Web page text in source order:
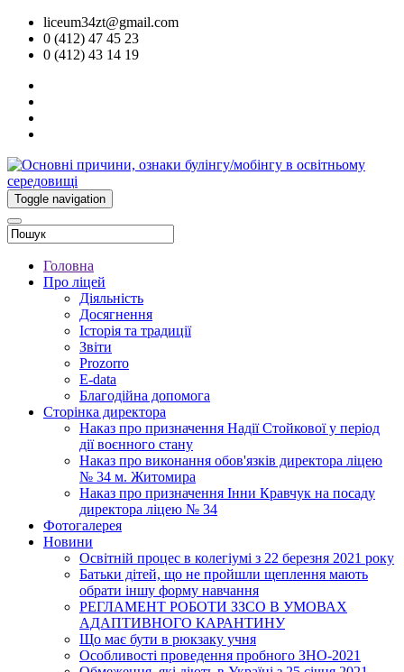
liceum34zt@gmail.com
0 (412) 47 45 23
0 (412) 43 14 19
Toggle navigation
Головна
Про ліцей
Діяльність
Досягнення
Історія та традиції
Звіти
Prozorro
E-data
Благодійна допомога
Сторінка директора
Наказ про призначення Надії Стойкової у період
дії воєнного стану
Наказ про виконання обов'язків директора ліцею
№ 34 м. Житомира
Наказ про призначення Інни Кравчук на посаду
директора ліцею № 34
Фотогалерея
Новини
Освітній процес в колегіумі з 22 березня 2021 року
Батьки дітей, що не пройшли щеплення мають
обрати іншу форму навчання
РЕГЛАМЕНТ РОБОТИ ЗЗСО В УМОВАХ
АДАПТИВНОГО КАРАНТИНУ
Що має бути в рюкзаку учня
Особливості проведення пробного ЗНО-2021